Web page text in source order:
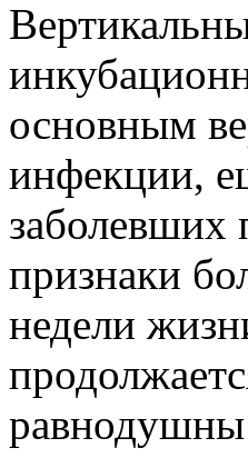
основным
инфекции,
заболевших
признаки
недели
равнодушны